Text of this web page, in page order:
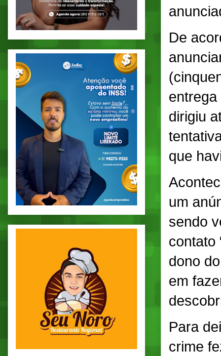
De
dirigiu
que
um
sendo
contato
dono
em
Para
crime